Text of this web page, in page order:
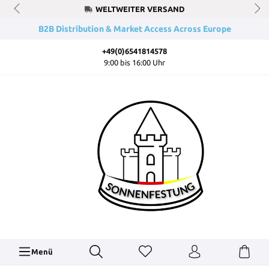
WELTWEITER VERSAND
B2B Distribution & Market Access Across Europe
+49(0)6541814578
9:00 bis 16:00 Uhr
Menü